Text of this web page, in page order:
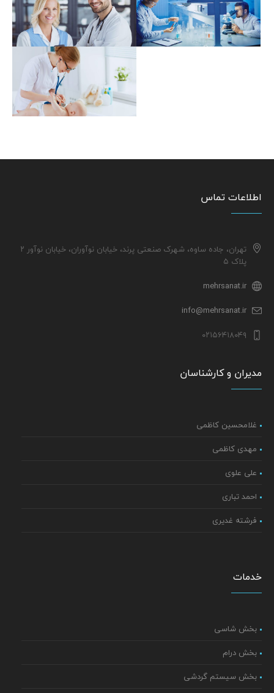
اطلاعات تماس
تهران، جاده ساوه، شهرک صنعتی پرند، خیابان نوآوران، خیابان نوآور ۲
پلاک ۵
mehrsanat.ir
info@mehrsanat.ir
۰۲۱۵۶۴۱۸۰۴۹
مدیران و کارشناسان
غلامحسین کاظمی
مهدی کاظمی
علی علوی
احمد تباری
فرشته غدیری
خدمات
بخش شاسی
بخش درام
بخش سیستم گردشی